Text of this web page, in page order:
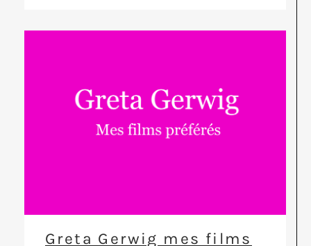
Greta Gerwig mes films